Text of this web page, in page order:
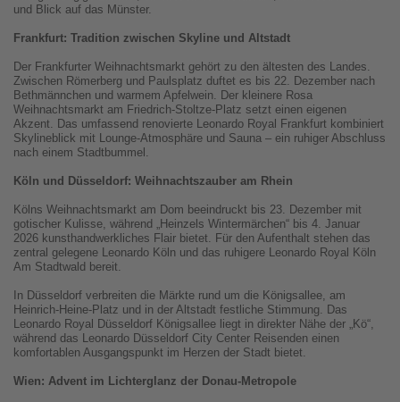
und Blick auf das Münster.
Frankfurt: Tradition zwischen Skyline und Altstadt
Der Frankfurter Weihnachtsmarkt gehört zu den ältesten des Landes.
Zwischen Römerberg und Paulsplatz duftet es bis 22. Dezember nach
Bethmännchen und warmem Apfelwein. Der kleinere Rosa
Weihnachtsmarkt am Friedrich-Stoltze-Platz setzt einen eigenen
Akzent. Das umfassend renovierte Leonardo Royal Frankfurt kombiniert
Skylineblick mit Lounge-Atmosphäre und Sauna – ein ruhiger Abschluss
nach einem Stadtbummel.
Köln und Düsseldorf: Weihnachtszauber am Rhein
Kölns Weihnachtsmarkt am Dom beeindruckt bis 23. Dezember mit
gotischer Kulisse, während „Heinzels Wintermärchen“ bis 4. Januar
2026 kunsthandwerkliches Flair bietet. Für den Aufenthalt stehen das
zentral gelegene Leonardo Köln und das ruhigere Leonardo Royal Köln
Am Stadtwald bereit.
In Düsseldorf verbreiten die Märkte rund um die Königsallee, am
Heinrich-Heine-Platz und in der Altstadt festliche Stimmung. Das
Leonardo Royal Düsseldorf Königsallee liegt in direkter Nähe der „Kö“,
während das Leonardo Düsseldorf City Center Reisenden einen
komfortablen Ausgangspunkt im Herzen der Stadt bietet.
Wien: Advent im Lichterglanz der Donau-Metropole